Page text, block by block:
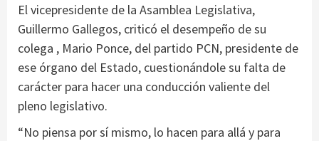
El vicepresidente de la Asamblea Legislativa,
Guillermo Gallegos, criticó el desempeño de su
colega , Mario Ponce, del partido PCN, presidente de
ese órgano del Estado, cuestionándole su falta de
carácter para hacer una conducción valiente del
pleno legislativo.
“No piensa por sí mismo, lo hacen para allá y para